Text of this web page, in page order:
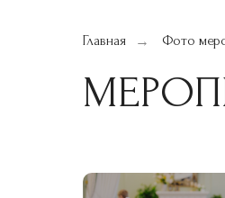
Главная → Фото